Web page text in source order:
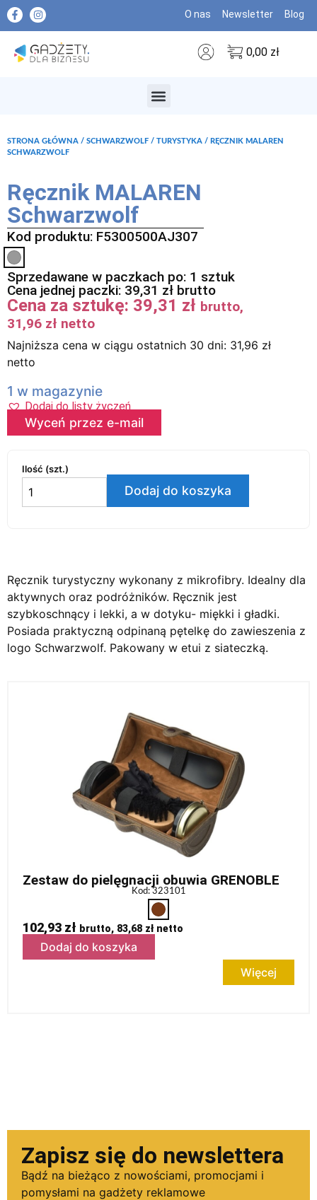
O nas Newsletter Blog
0,00 zł
STRONA GŁÓWNA / SCHWARZWOLF / TURYSTYKA / RĘCZNIK MALAREN
SCHWARZWOLF
Ręcznik MALAREN
Schwarzwolf
Kod produktu: F5300500AJ307
Sprzedawane w paczkach po: 1 sztuk
Cena jednej paczki: 39,31 zł brutto
Cena za sztukę: 39,31 zł brutto,
31,96 zł netto
Najniższa cena w ciągu ostatnich 30 dni: 31,96 zł
netto
1 w magazynie
Dodaj do listy życzeń
Wyceń przez e-mail
Ilość (szt.)
Dodaj do koszyka
Ręcznik turystyczny wykonany z mikrofibry. Idealny dla
aktywnych oraz podróżników. Ręcznik jest
szybkoschnący i lekki, a w dotyku- miękki i gładki.
Posiada praktyczną odpinaną pętelkę do zawieszenia z
logo Schwarzwolf. Pakowany w etui z siateczką.
Zestaw do pielęgnacji obuwia GRENOBLE
Kod: 323101
102,93 zł brutto, 83,68 złnetto
Dodaj do koszyka
Więcej
Zapisz się do newslettera
Bądź na bieżąco z nowościami, promocjami i
pomysłami na gadżety reklamowe